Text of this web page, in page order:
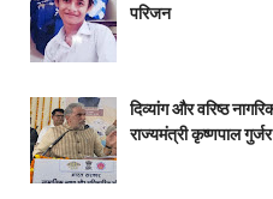
परिजन
दिव्यांग और वरिष्ठ
राज्यमंत्री कृष्णपाल गुर्जर